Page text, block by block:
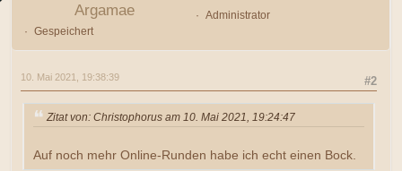
Argamae
Administrator
Gespeichert
#2
10. Mai 2021, 19:38:39
Zitat von: Christophorus am 10. Mai 2021, 19:24:47
Auf noch mehr Online-Runden habe ich echt einen Bock.